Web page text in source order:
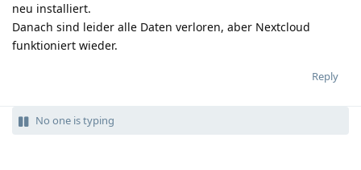
neu installiert.
Danach sind leider alle Daten verloren, aber Nextcloud
funktioniert wieder.
Reply
No one is typing